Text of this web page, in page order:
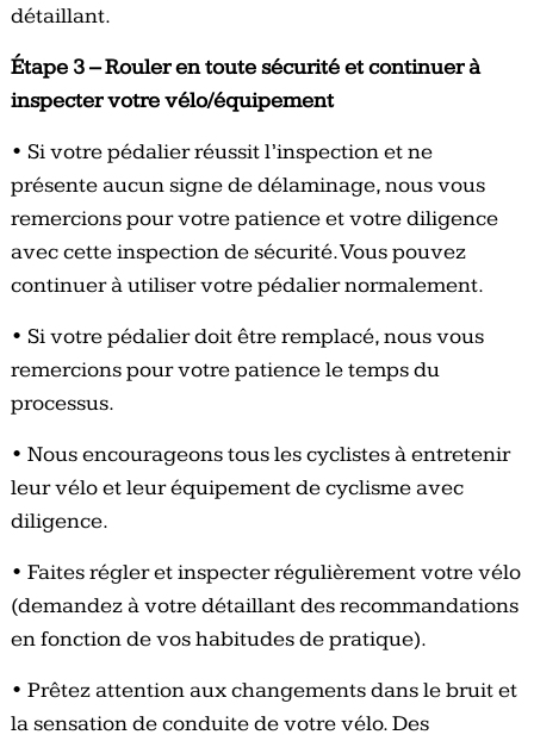
détaillant.
Étape 3 – Rouler en toute sécurité et continuer à
inspecter votre vélo/équipement
• Si votre pédalier réussit l’inspection et ne
présente aucun signe de délaminage, nous vous
remercions pour votre patience et votre diligence
avec cette inspection de sécurité. Vous pouvez
continuer à utiliser votre pédalier normalement.
• Si votre pédalier doit être remplacé, nous vous
remercions pour votre patience le temps du
processus.
• Nous encourageons tous les cyclistes à entretenir
leur vélo et leur équipement de cyclisme avec
diligence.
• Faites régler et inspecter régulièrement votre vélo
(demandez à votre détaillant des recommandations
en fonction de vos habitudes de pratique).
• Prêtez attention aux changements dans le bruit et
la sensation de conduite de votre vélo. Des